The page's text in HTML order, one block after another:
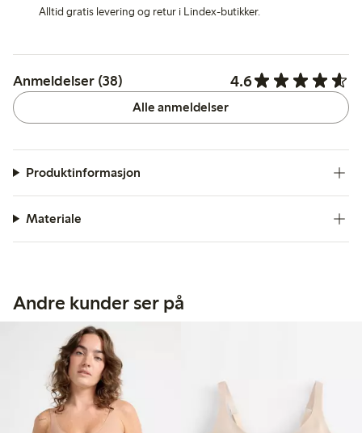
Alltid gratis levering og retur i Lindex-butikker.
Anmeldelser (38) 4.6
Alle anmeldelser
Produktinformasjon
Materiale
Andre kunder ser på